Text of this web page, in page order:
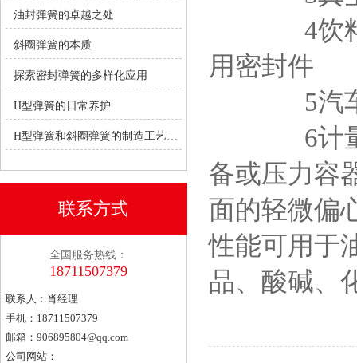
油封弹簧的卓越之处
斜圈弹簧的本质
探索密封弹簧的多样化应用
H型弹簧的日常养护
H型弹簧和斜圈弹簧的制造工艺有何不同？
联系方式
全国服务热线：
18711507379
联系人：肖经理
手机：18711507379
邮箱： 906895804@qq.com
公司网站：
4饮料、
用密封件
5汽车、
6计量设
备或压力容
面的轻微偏
性能可用于
品、酸碱、